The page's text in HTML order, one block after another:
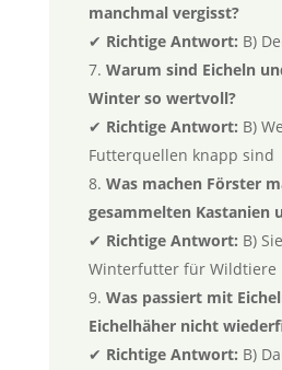
manchmal vergisst?
✔ Richtige Antwort: B)
Warum sind Eicheln
Winter so wertvoll?
✔ Richtige Antwort: B)
Futterquellen knapp sind
Was machen Förster
gesammelten Kastanien
✔ Richtige Antwort: B)
Winterfutter für Wildtiere
Was passiert mit
Eichelhäher nicht
✔ Richtige Antwort: B)